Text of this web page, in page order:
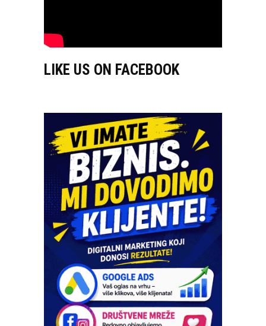
LIKE US ON FACEBOOK